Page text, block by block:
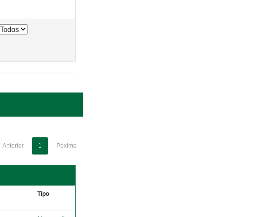
Anterior 1 Póximo
Tipo